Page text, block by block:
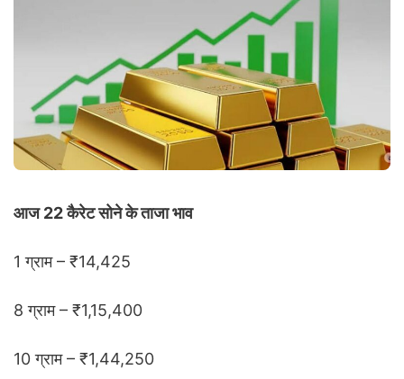
आज 22 कैरेट सोने के ताजा भाव
1 ग्राम – ₹14,425
8 ग्राम – ₹1,15,400
10 ग्राम – ₹1,44,250